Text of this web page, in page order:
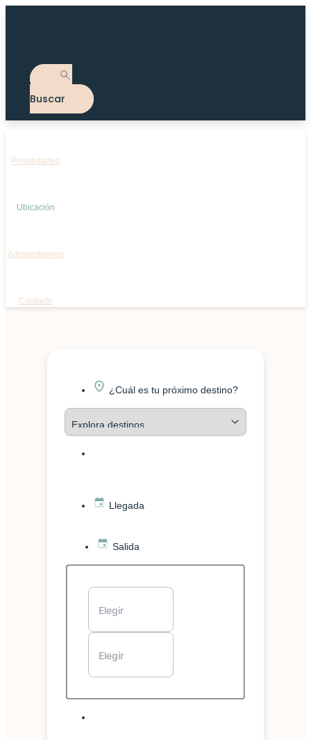
Buscar
Propiedades
Ubicación
Administramos
Contacto
¿Cuál es tu próximo destino?
Llegada
Salida